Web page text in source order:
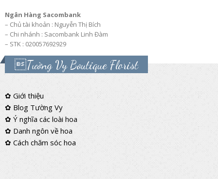
Ngân Hàng Sacombank
– Chủ tài khoản : Nguyễn Thị Bích
– Chi nhánh : Sacombank Linh Đàm
– STK : 020057692929
Tường Vy Boutique Florist
✿ Giới thiệu
✿ Blog Tường Vy
✿ Ý nghĩa các loài hoa
✿ Danh ngôn về hoa
✿ Cách chăm sóc hoa